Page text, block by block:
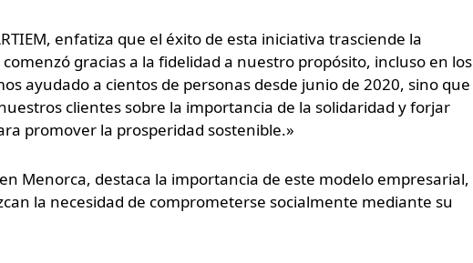
enfatiza que el éxito de esta iniciativa trasciende la
gracias a la fidelidad a nuestro propósito, incluso en los
ayudado a cientos de personas desde junio de 2020, sino que
clientes sobre la importancia de la solidaridad y forjar
promover la prosperidad sostenible.»
Menorca, destaca la importancia de este modelo empresarial,
la necesidad de comprometerse socialmente mediante su